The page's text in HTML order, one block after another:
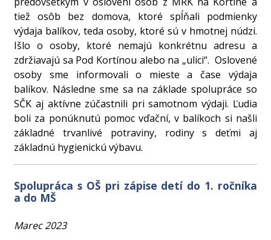
tiež osôb bez domova, ktoré spĺňali podmienky
výdaja balíkov, teda osoby, ktoré sú v hmotnej núdzi.
Išlo o osoby, ktoré nemajú konkrétnu adresu a
zdržiavajú sa Pod Kortínou alebo na „ulici“. Oslovené
osoby sme informovali o mieste a čase výdaja
balíkov. Následne sme sa na základe spolupráce so
SČK aj aktívne zúčastnili pri samotnom výdaji. Ľudia
boli za ponúknutú pomoc vďační, v balíkoch si našli
základné trvanlivé potraviny, rodiny s deťmi aj
základnú hygienickú výbavu.
Spolupráca s OŠ pri zápise detí do 1. ročníka
a do MŠ
Marec 2023